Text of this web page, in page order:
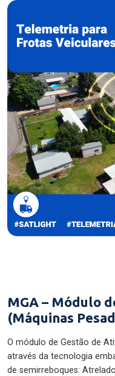
MGA – Módulo
(Máquinas
O módulo de Gestão de
através da tecnologia
de semirreboques: